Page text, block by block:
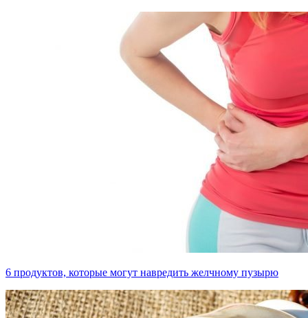
6 продуктов, которые могут навредить желчному пузырю